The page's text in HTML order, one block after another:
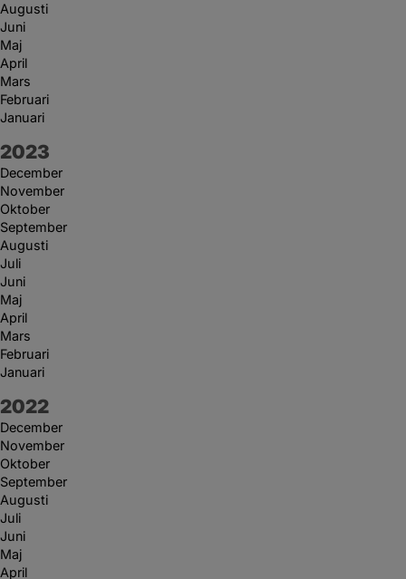
Augusti
Juni
Maj
April
Mars
Februari
Januari
År:
2023
December
November
Oktober
September
Augusti
Juli
Juni
Maj
April
Mars
Februari
Januari
År:
2022
December
November
Oktober
September
Augusti
Juli
Juni
Maj
April